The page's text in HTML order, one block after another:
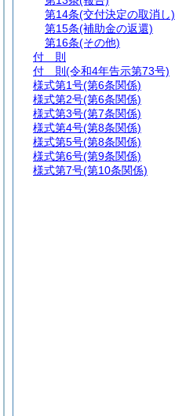
第14条(交付決定の取消し)
第15条(補助金の返還)
第16条(その他)
付 則
付 則 (令和4年告示第73号)
様式第1号(第6条関係)
様式第2号(第6条関係)
様式第3号(第7条関係)
様式第4号(第8条関係)
様式第5号(第8条関係)
様式第6号(第9条関係)
様式第7号(第10条関係)